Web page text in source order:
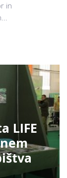
in
LIFE